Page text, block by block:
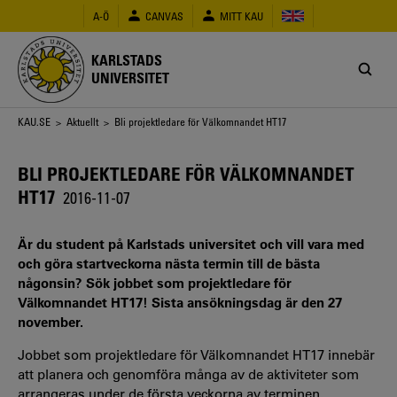
huvudinnehåll
A-Ö CANVAS MITT KAU
KARLSTADS
UNIVERSITET
Länkstig
KAU.SE > Aktuellt > Bli projektledare för Välkomnandet HT17
BLI PROJEKTLEDARE FÖR VÄLKOMNANDET
HT17 2016-11-07
Är du student på Karlstads universitet och vill vara med
och göra startveckorna nästa termin till de bästa
någonsin? Sök jobbet som projektledare för
Välkomnandet HT17! Sista ansökningsdag är den 27
november.
Jobbet som projektledare för Välkomnandet HT17 innebär
att planera och genomföra många av de aktiviteter som
arrangeras under de första veckorna av terminen.